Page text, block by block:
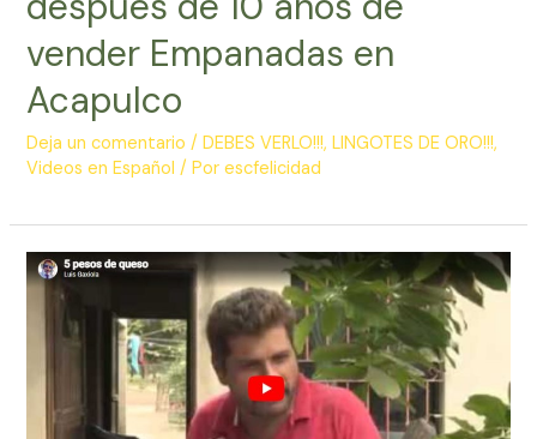
vender Empanadas en
Acapulco
Deja un comentario /DEBES VERLO!!!,LINGOTES DE ORO!!!,
Videos en Español / Porescfelicidad